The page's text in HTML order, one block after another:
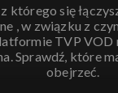
którego się
, w związku z
TVP VOD
Sprawdź, które
obejrzeć.